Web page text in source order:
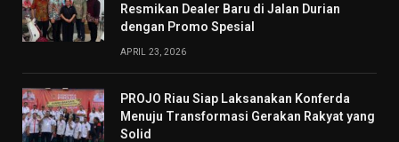
Resmikan Dealer Baru di Jalan Durian
dengan Promo Spesial
APRIL 23, 2026
PROJO Riau Siap Laksanakan Konferda
Menuju Transformasi Gerakan Rakyat yang
Solid